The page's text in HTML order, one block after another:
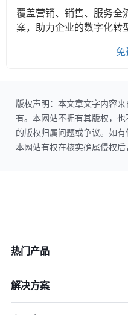
覆盖营销、销售、服务全
案，助力企业的数字化转
免
版权声明：本文章文字内容
有。本网站不拥有其版权，
的版权归属问题或争议。如有
本网站有权在核实确属侵权后
热门产品
解决方案